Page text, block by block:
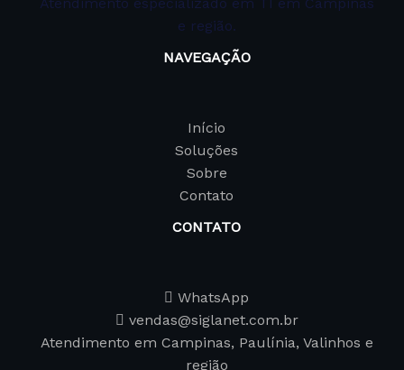
Atendimento especializado em TI em Campinas
e região.
NAVEGAÇÃO
Início
Soluções
Sobre
Contato
CONTATO
WhatsApp
vendas@siglanet.com.br
Atendimento em Campinas, Paulínia, Valinhos e
região